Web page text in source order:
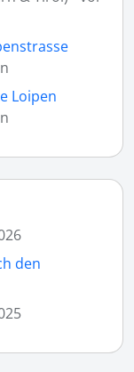
Loipen
den